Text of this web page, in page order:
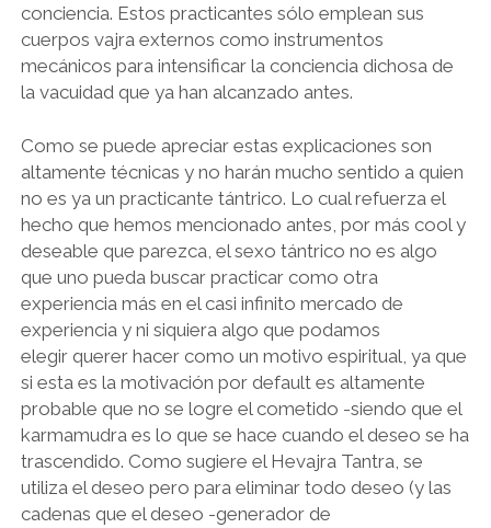
conciencia. Estos practicantes sólo emplean sus
cuerpos vajra externos como instrumentos
mecánicos para intensificar la conciencia dichosa de
la vacuidad que ya han alcanzado antes.
Como se puede apreciar estas explicaciones son
altamente técnicas y no harán mucho sentido a quien
no es ya un practicante tántrico. Lo cual refuerza el
hecho que hemos mencionado antes, por más cool y
deseable que parezca, el sexo tántrico no es algo
que uno pueda buscar practicar como otra
experiencia más en el casi infinito mercado de
experiencia y ni siquiera algo que podamos
elegir querer hacer como un motivo espiritual, ya que
si esta es la motivación por default es altamente
probable que no se logre el cometido -siendo que el
karmamudra es lo que se hace cuando el deseo se ha
trascendido. Como sugiere el Hevajra Tantra, se
utiliza el deseo pero para eliminar todo deseo (y las
cadenas que el deseo -generador de